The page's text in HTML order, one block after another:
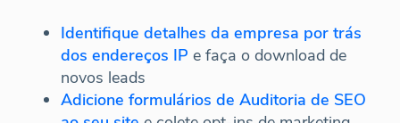
Identifique detalhes da empresa por trás
dos endereços IP e faça o download de
novos leads
Adicione formulários de Auditoria de SEO